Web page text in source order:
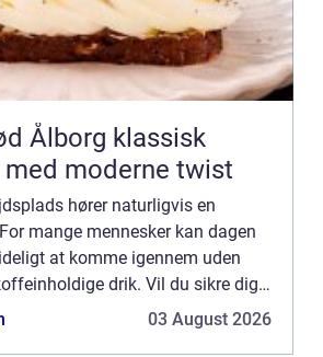
klassisk
moderne twist
hører naturligvis en
mange mennesker kan dagen
at komme igennem uden
drik. Vil du sikre dig,
helt rigtigeespressomaskine,
03 August 2026